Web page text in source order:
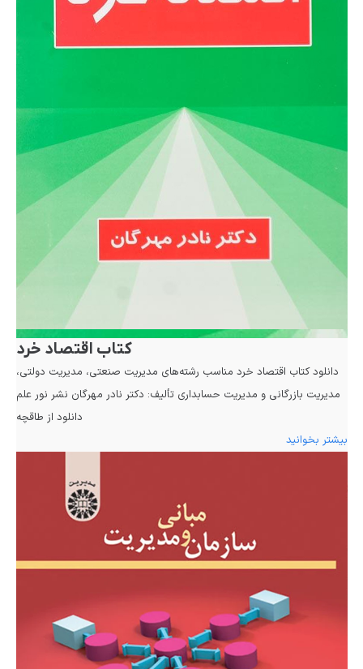
کتاب اقتصاد خرد
دانلود کتاب اقتصاد خرد مناسب رشته‌های مدیریت صنعتی، مدیریت دولتی،
مدیریت بازرگانی و مدیریت حسابداری تألیف: دکتر نادر مهرگان نشر نور علم
دانلود از طاقچه
بیشتر بخوانید